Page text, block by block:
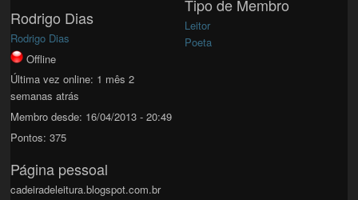
Rodrigo Dias
Rodrigo Dias
Offline
Última vez online: 1 mês 2
semanas atrás
Membro desde: 16/04/2013 - 20:49
Pontos: 375
Tipo de Membro
Leitor
Poeta
Página pessoal
cadeiradeleitura.blogspot.com.br